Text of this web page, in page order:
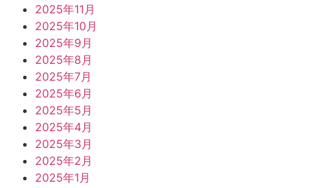
2025年11月
2025年10月
2025年9月
2025年8月
2025年7月
2025年6月
2025年5月
2025年4月
2025年3月
2025年2月
2025年1月